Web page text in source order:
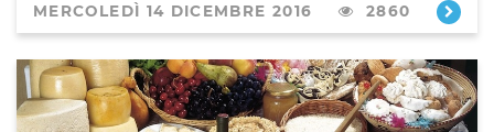
MERCOLEDÌ 14 DICEMBRE 2016 2860